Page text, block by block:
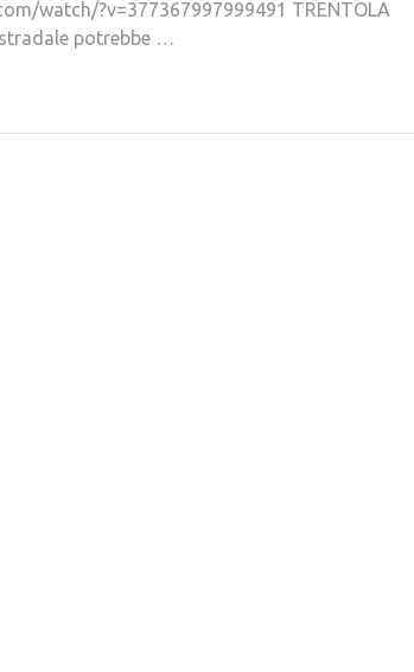
watch/?v=377367997999491 TRENTOLA
stradale potrebbe …